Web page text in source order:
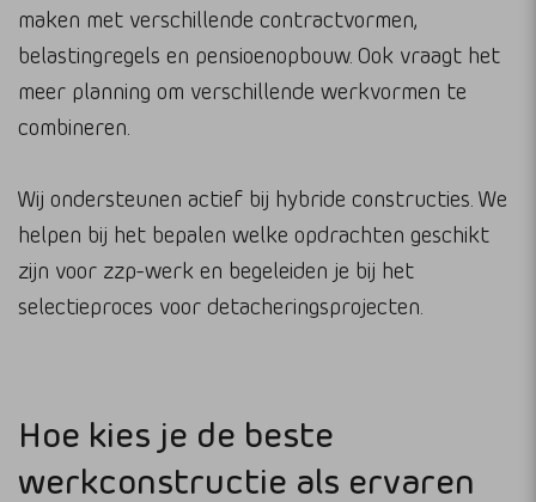
maken met verschillende contractvormen,
belastingregels en pensioenopbouw. Ook vraagt het
meer planning om verschillende werkvormen te
combineren.
Wij ondersteunen actief bij hybride constructies. We
helpen bij het bepalen welke opdrachten geschikt
zijn voor zzp-werk en begeleiden je bij het
selectieproces voor detacheringsprojecten.
Hoe kies je de beste
werkconstructie als ervaren